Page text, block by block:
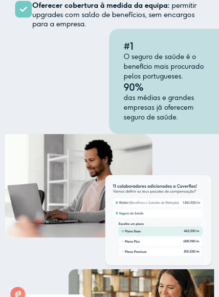
Oferecer cobertura à medida da equipa: permitir
upgrades com saldo de benefícios, sem encargos
para a empresa.
#1
O seguro de saúde é o
benefício mais procurado
pelos portugueses.
90%
das médias e grandes
empresas já oferecem
seguro de saúde.